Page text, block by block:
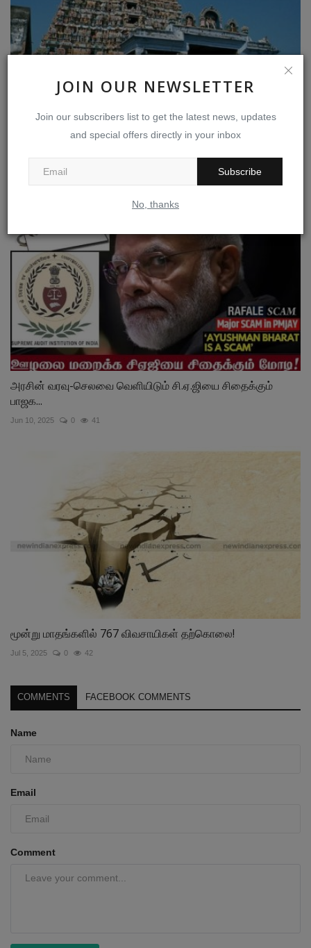
JOIN OUR NEWSLETTER
Join our subscribers list to get the latest news, updates
and special offers directly in your inbox
Subscribe
No, thanks
Dec 13, 2024
அரசின் வரவு-செலவை வெளியிடும் சி.ஏ.ஜியை சிதைக்கும்
பாஜக...
Jun 10, 2025 0 41
மூன்று மாதங்களில் 767 விவசாயிகள் தற்கொலை!
Jul 5, 2025 0 42
COMMENTS FACEBOOK COMMENTS
Name
Email
Comment